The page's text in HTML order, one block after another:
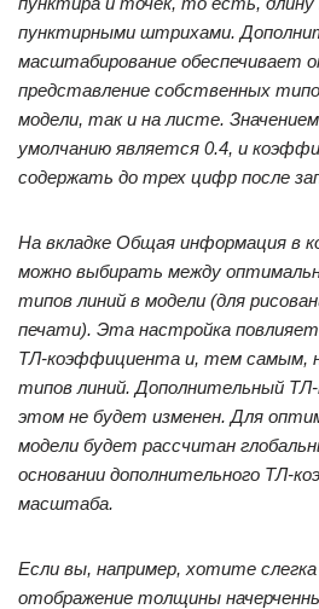
пунктирными штрихами.
масштабирование обеспечивает
представление собственных
модели, так и на листе.
умолчанию является 0.4, и
содержать до трех цифр после
На вкладке Общая информация в
можно выбирать между
типов линий в модели (для
печати). Эта настройка
ТЛ-коэффициента и, тем самым,
типов линий. Дополнительный
этом не будет изменен. Для
модели будет рассчитан
основании дополнительного ТЛ-
масштаба.
Если вы, например, хотите
отображение толщины